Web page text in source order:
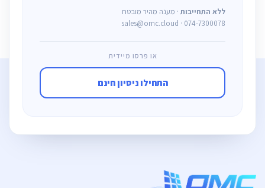
ללא התחייבות · מענה מהיר מובטח
sales@omc.cloud · 074-7300078
או פרסו מיידית
התחילו ניסיון חינם